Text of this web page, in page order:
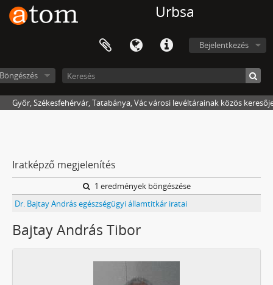
Urbsa
Bejelentkezés
Győr, Székesfehérvár, Tatabánya, Vác városi levéltárainak közös
Iratképző megjelenítés
1 eredmények böngészése
Dr. Bajtay András egészségügyi államtitkár iratai
Bajtay András Tibor